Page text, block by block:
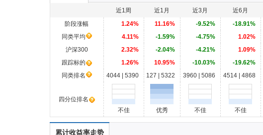
近1周 近1月 近3月 近6月
阶段涨幅
1.24% 11.16% -9.52% -18.91%
同类平均
4.11% -1.59% -4.75% 1.02%
沪深300
2.32% -2.04% -4.21% 1.09%
跟踪标的
1.26% 10.95% -10.03% -19.62%
同类排名
4044 | 5390 127 | 5322 3960 | 5086 4514 | 4868
四分位排名
不佳
优秀 不佳 不佳
累计收益率走势